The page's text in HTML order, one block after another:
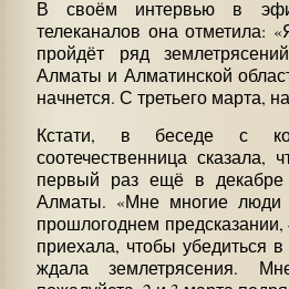
В своём интервью в
телеканалов она отметила:
пройдёт ряд
Алматы и Алматинской
начнется. С третьего марта,
Кстати, в беседе с
соотечественница сказала,
первый раз ещё в декабре
Алматы. «Мне многие
прошлогоднем
приехала, чтобы убедиться
ждала землетрясения.